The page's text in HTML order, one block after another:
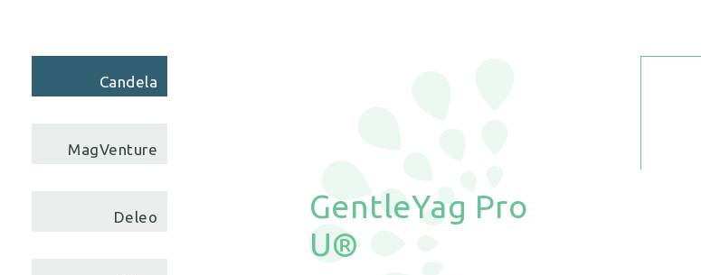
Candela
MagVenture
Deleo
GentleYag Pro
U®